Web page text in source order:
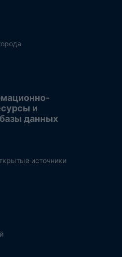
и
данных
источники